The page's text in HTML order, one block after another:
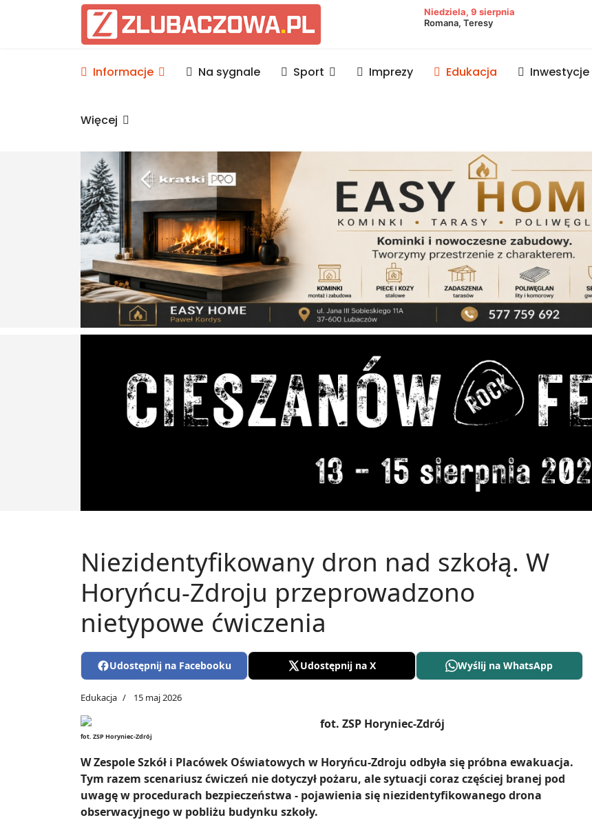
Informacje Lubaczów, powiat lubaczowski
Niedziela, 9 sierpnia
Romana, Teresy
Informacje Na sygnale Sport Imprezy Edukacja Inwestycje
Więcej
Niezidentyfikowany dron nad szkołą. W
Horyńcu-Zdroju przeprowadzono
nietypowe ćwiczenia
Udostępnij na Facebooku Udostępnij na X Wyślij na WhatsApp
Edukacja 15 maj 2026
fot. ZSP Horyniec-Zdrój
W Zespole Szkół i Placówek Oświatowych w Horyńcu-Zdroju odbyła się próbna ewakuacja.
Tym razem scenariusz ćwiczeń nie dotyczył pożaru, ale sytuacji coraz częściej branej pod
uwagę w procedurach bezpieczeństwa - pojawienia się niezidentyfikowanego drona
obserwacyjnego w pobliżu budynku szkoły.